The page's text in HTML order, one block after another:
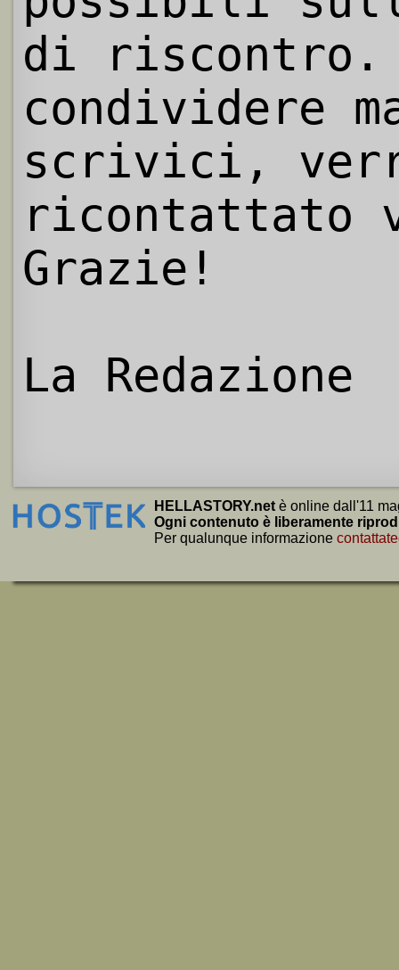
di riscontro.
condividere
scrivici,
ricontattato
Grazie!
La Redazione
HELLASTORY.net è online dall'11
Ogni contenuto è liberamente
Per qualunque informazione